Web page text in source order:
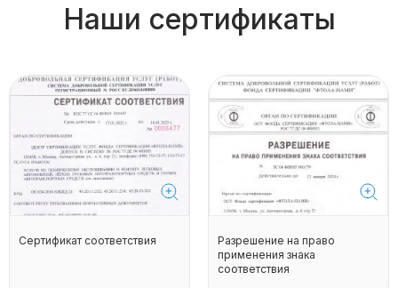
Наши сертификаты
Сертификат соответствия
Разрешение на право
применения знака
соответствия